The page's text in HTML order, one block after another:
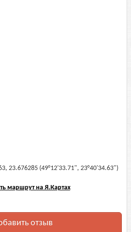
23.676285 (49°12'33.71", 23°40'34.63")
маршрут на Я.Картах
отзыв